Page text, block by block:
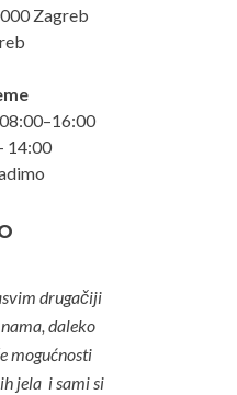
Zagreb
14:00
drugačiji
daleko
mogućnosti
jela i sami si